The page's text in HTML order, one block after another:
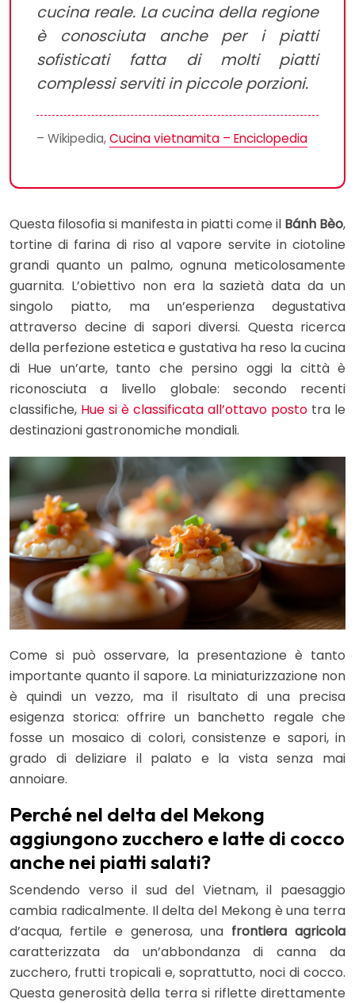
cucina reale. La cucina della regione
è conosciuta anche per i piatti
sofisticati fatta di molti piatti
complessi serviti in piccole porzioni.
– Wikipedia,Cucina vietnamita – Enciclopedia
Questa filosofia si manifesta in piatti come il Bánh Bèo,
tortine di farina di riso al vapore servite in ciotoline
grandi quanto un palmo, ognuna meticolosamente
guarnita. L’obiettivo non era la sazietà data da un
singolo piatto, ma un’esperienza degustativa
attraverso decine di sapori diversi. Questa ricerca
della perfezione estetica e gustativa ha reso la cucina
di Hue un’arte, tanto che persino oggi la città è
riconosciuta a livello globale: secondo recenti
classifiche, Hue si è classificata all’ottavo posto tra le
destinazioni gastronomiche mondiali.
Come si può osservare, la presentazione è tanto
importante quanto il sapore. La miniaturizzazione non
è quindi un vezzo, ma il risultato di una precisa
esigenza storica: offrire un banchetto regale che
fosse un mosaico di colori, consistenze e sapori, in
grado di deliziare il palato e la vista senza mai
annoiare.
Perché nel delta del Mekong
aggiungono zucchero e latte di cocco
anche nei piatti salati?
Scendendo verso il sud del Vietnam, il paesaggio
cambia radicalmente. Il delta del Mekong è una terra
d’acqua, fertile e generosa, una frontiera agricola
caratterizzata da un’abbondanza di canna da
zucchero, frutti tropicali e, soprattutto, noci di cocco.
Questa generosità della terra si riflette direttamente